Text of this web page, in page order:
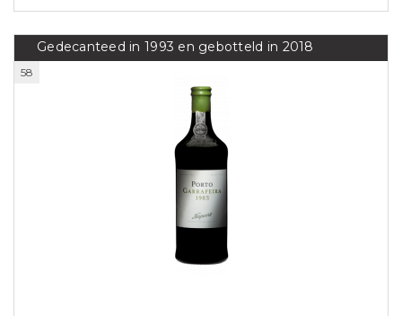
Gedecanteed in 1993 en gebotteld in 2018
58